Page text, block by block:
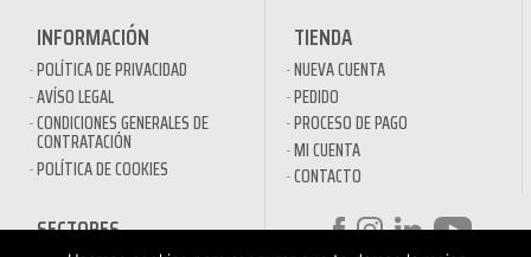
INFORMACIÓN
POLÍTICA DE PRIVACIDAD
AVÍSO LEGAL
CONDICIONES GENERALES DE
CONTRATACIÓN
POLÍTICA DE COOKIES
TIENDA
NUEVA CUENTA
PEDIDO
PROCESO DE PAGO
MI CUENTA
CONTACTO
SECTORES